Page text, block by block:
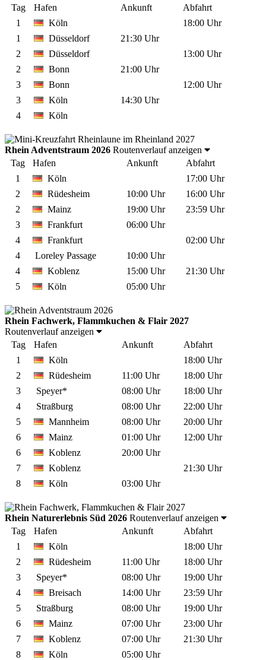
Tag
Hafen Ankunft
Abfahrt
1
Köln
18:00 Uhr
1
Düsseldorf
21:30 Uhr
2
Düsseldorf
13:00 Uhr
2
Bonn
21:00 Uhr
3
Bonn
12:00 Uhr
3
Köln
14:30 Uhr
4
Köln
Rhein Adventstraum 2026 Routenverlauf anzeigen
Tag
Hafen Ankunft
Abfahrt
1
Köln
17:00 Uhr
2
Rüdesheim 10:00 Uhr
16:00 Uhr
2
Mainz 19:00 Uhr
23:59 Uhr
3
Frankfurt
06:00 Uhr
4
Frankfurt
02:00 Uhr
4
Loreley Passage
10:00 Uhr
4
Koblenz 15:00 Uhr
21:30 Uhr
5
Köln 05:00 Uhr
Rhein Fachwerk, Flammkuchen & Flair 2027
Routenverlauf anzeigen
Tag
Hafen Ankunft
Abfahrt
1
Köln
18:00 Uhr
2
Rüdesheim 11:00 Uhr
18:00 Uhr
3
Speyer* 08:00 Uhr
18:00 Uhr
4
Straßburg 08:00 Uhr
22:00 Uhr
5
Mannheim 08:00 Uhr
20:00 Uhr
6
Mainz 01:00 Uhr
12:00 Uhr
6
Koblenz
20:00 Uhr
7
Koblenz
21:30 Uhr
8
Köln 03:00 Uhr
Rhein Naturerlebnis Süd 2026 Routenverlauf anzeigen
Tag
Hafen Ankunft
Abfahrt
1
Köln
18:00 Uhr
2
Rüdesheim 11:00 Uhr
18:00 Uhr
3
Speyer* 08:00 Uhr
19:00 Uhr
4
Breisach 14:00 Uhr
23:59 Uhr
5
Straßburg 08:00 Uhr
19:00 Uhr
6
Mainz 07:00 Uhr
23:00 Uhr
7
Koblenz 07:00 Uhr
21:30 Uhr
8
Köln 05:00 Uhr